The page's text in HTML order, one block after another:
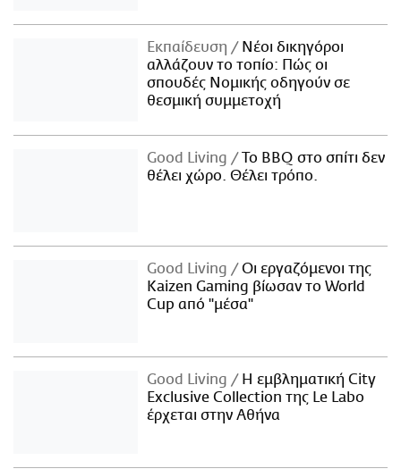
Εκπαίδευση
Νέοι δικηγόροι
αλλάζουν το τοπίο: Πώς οι
σπουδές Νομικής οδηγούν σε
θεσμική συμμετοχή
Good Living
Το BBQ στο σπίτι δεν
θέλει χώρο. Θέλει τρόπο.
Good Living
Οι εργαζόμενοι της
Kaizen Gaming βίωσαν το World
Cup από "μέσα"
Good Living
Η εμβληματική City
Exclusive Collection της Le Labo
έρχεται στην Αθήνα